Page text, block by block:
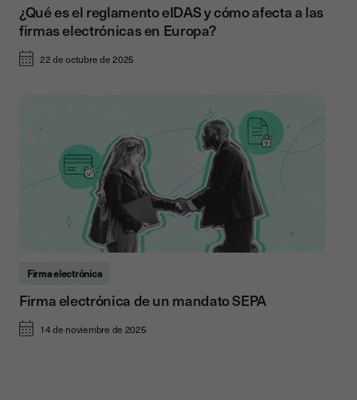
¿Qué es el reglamento eIDAS y cómo afecta a las
firmas electrónicas en Europa?
22 de octubre de 2025
Firma electrónica
Firma electrónica de un mandato SEPA
14 de noviembre de 2025